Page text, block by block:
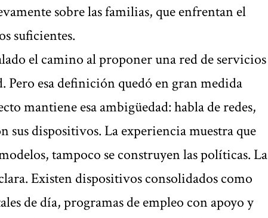
sobre las familias, que enfrentan el
suficientes.
el camino al proponer una red de servicios
Pero esa definición quedó en gran medida
mantiene esa ambigüedad: habla de redes,
sus dispositivos. La experiencia muestra que
tampoco se construyen las políticas. La
Existen dispositivos consolidados como
de día, programas de empleo con apoyo y